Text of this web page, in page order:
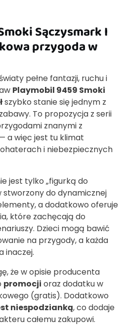
Sączysmark I
przygoda w
pełne fantazji, ruchu i
Playmobil 9459 Smoki
szybko stanie się jednym z
To propozycja z serii
znanymi z
a więc jest tu klimat
i niebezpiecznych
jest tylko „figurką do
stworzony do dynamicznej
a dodatkowo oferuje
które zachęcają do
Dzieci mogą bawić
na przygody, a każda
inaczej.
że w opisie producenta
promocji oraz dodatku w
(gratis). Dodatkowo
niespodzianką, co dodaje
całemu zakupowi.